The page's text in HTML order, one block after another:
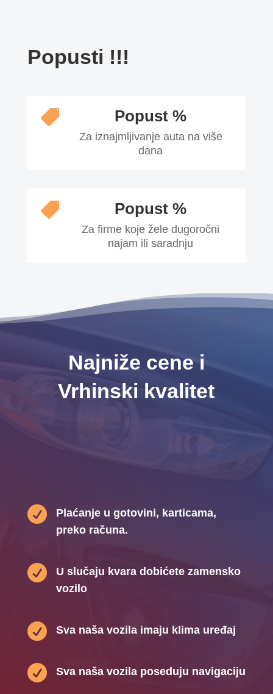
Popusti !!!
 Popust %
Za iznajmljivanje auta na više
dana
 Popust %
Za firme koje žele dugoročni
najam ili saradnju
Najniže cene i
Vrhinski kvalitet

Plaćanje u gotovini, karticama,
preko računa.

U slučaju kvara dobićete zamensko
vozilo
 Sva naša vozila imaju klima uređaj
 Sva naša vozila poseduju navigaciju